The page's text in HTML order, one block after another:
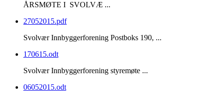
ÅRSMØTE I SVOLVÆ ...
27052015.pdf
Svolvær Innbyggerforening Postboks 190, ...
170615.odt
Svolvær Innbyggerforening styremøte ...
06052015.odt